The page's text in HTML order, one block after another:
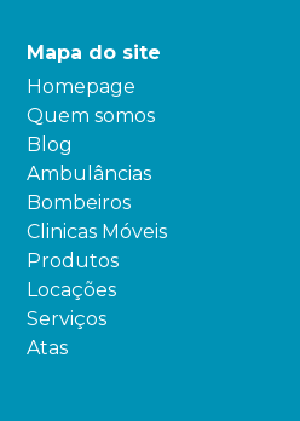
Mapa do site
Homepage
Quem somos
Blog
Ambulâncias
Bombeiros
Clinicas Móveis
Produtos
Locações
Serviços
Atas